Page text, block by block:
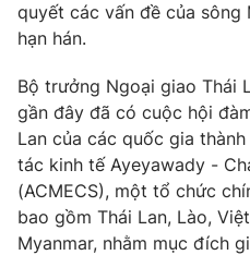
Liên hệ tòa soạn
THỜI BÁO VTV
quyết các vấn đề của
hạn hán.
Bộ trưởng Ngoại giao Thái
gần đây đã có cuộc hội
Lan của các quốc gia
tác kinh tế Ayeyawady -
(ACMECS), một tổ chức
bao gồm Thái Lan, Lào,
Myanmar, nhằm mục đích